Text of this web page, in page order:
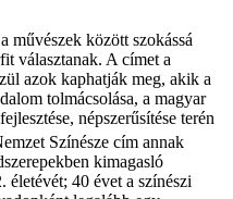
művészek között szokássá
választanak. A címet a
azok kaphatják meg, akik a
tolmácsolása, a magyar
népszerűsítése terén
Színésze cím annak
kimagasló
40 évet a színészi